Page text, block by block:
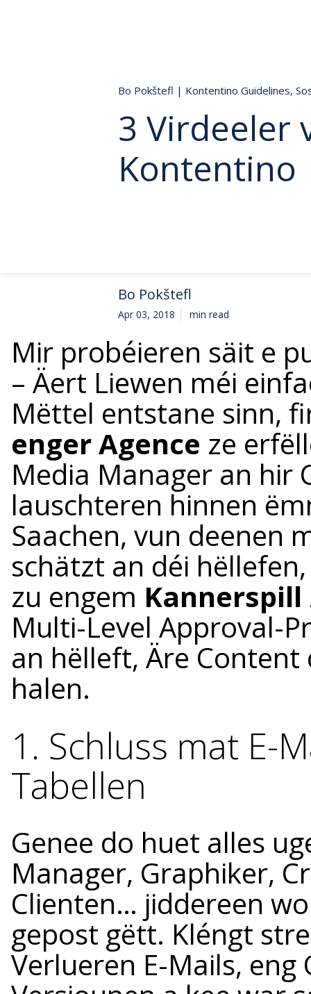
Bo Pokštefl | Kontentino Guidelines,
3 Virdeeler
Kontentino
Bo Pokštefl
Apr 03, 2018 min read
Mir probéieren säit e
– Äert Liewen méi
Mëttel entstane sinn,
enger Agence ze
Media Manager an hir
lauschteren hinnen
Saachen, vun deenen
schätzt an déi
zu engem Kannerspill
Multi-Level Approval-
an hëlleft, Äre
halen.
1. Schluss mat E-
Tabellen
Genee do huet alles
Manager, Graphiker,
Clienten… jiddereen
gepost gëtt. Kléngt
Verlueren E-Mails, eng